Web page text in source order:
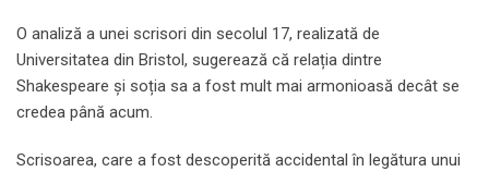
O analiză a unei scrisori din secolul 17, realizată de
Universitatea din Bristol, sugerează că relația dintre
Shakespeare și soția sa a fost mult mai armonioasă decât se
credea până acum.
Scrisoarea, care a fost descoperită accidental în legătura unui